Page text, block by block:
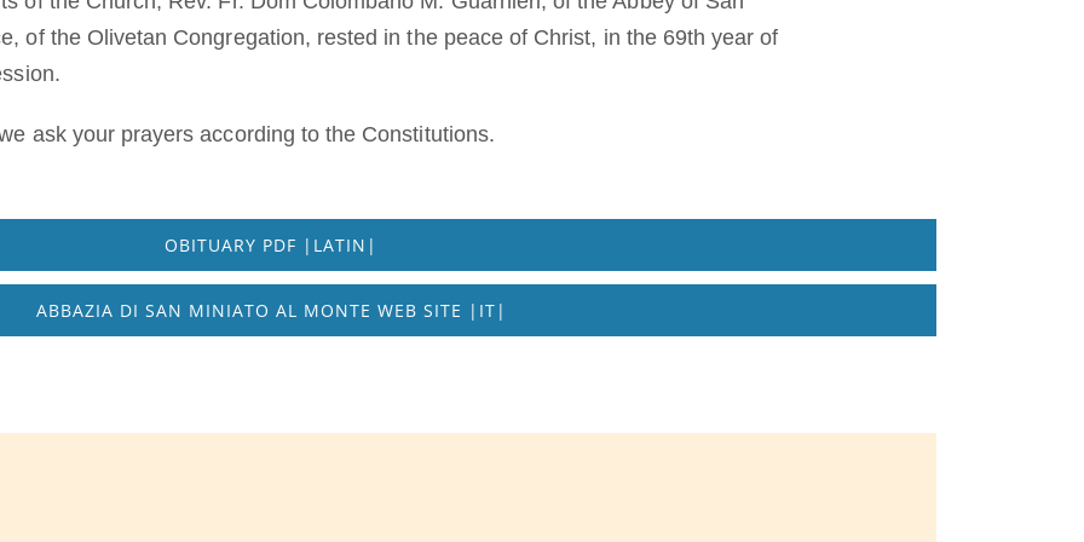
of the Olivetan Congregation, rested in the peace of Christ, in the 69th year of
ask your prayers according to the Constitutions.
OBITUARY PDF |LATIN|
ABBAZIA DI SAN MINIATO AL MONTE WEB SITE |IT|